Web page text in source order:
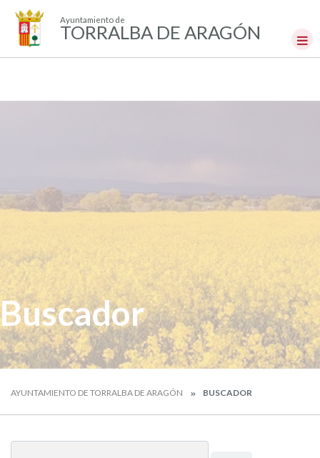
Ayuntamiento de
TORRALBA DE ARAGÓN
Buscador
AYUNTAMIENTO DE TORRALBA DE ARAGÓN BUSCADOR